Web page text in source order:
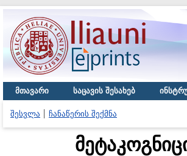
მთავარი საცავის შესახებ
შესვლა ჩანაწერის შექმნა